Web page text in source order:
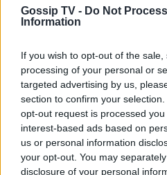
Gossip TV - Do Not
Information
If you wish to opt-out of the
processing of your personal or
targeted advertising by us,
section to confirm your
opt-out request is processed
interest-based ads based on
us or personal information
your opt-out. You may
disclosure of your personal
Χρυσές Σφαίρες: Ουπς!
11:15 @09-01-2017